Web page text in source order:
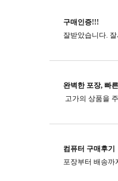
구매인증!!!
잘받았습니다.
완벽한 포장, 빠
컴퓨터 구매후기
포장부터 배송까